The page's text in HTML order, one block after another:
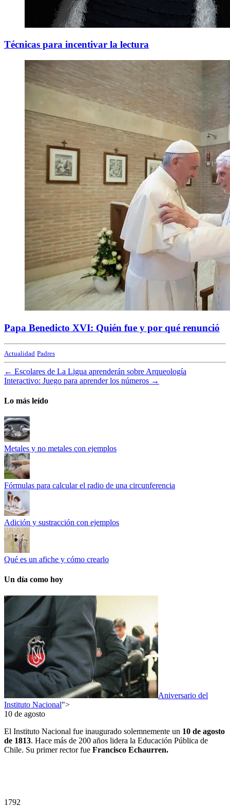
Técnicas para incentivar la lectura
Papa Benedicto XVI: Quién fue y por qué renunció
Actualidad Padres
← Escolares de La Ligua aprenderán sobre Arqueología
Interactivo: Juego para aprender los números →
Lo más leído
Metales y no metales con ejemplos
Fórmulas para calcular el radio de una circunferencia
Adición y sustracción con ejemplos
Qué es un afiche y cómo crearlo
Un día como hoy
Aniversario del
Instituto Nacional">
10 de agosto
El Instituto Nacional fue inaugurado solemnemente un 10 de agosto
de 1813. Hace más de 200 años lidera la Educación Pública de
Chile. Su primer rector fue Francisco Echaurren.
1792